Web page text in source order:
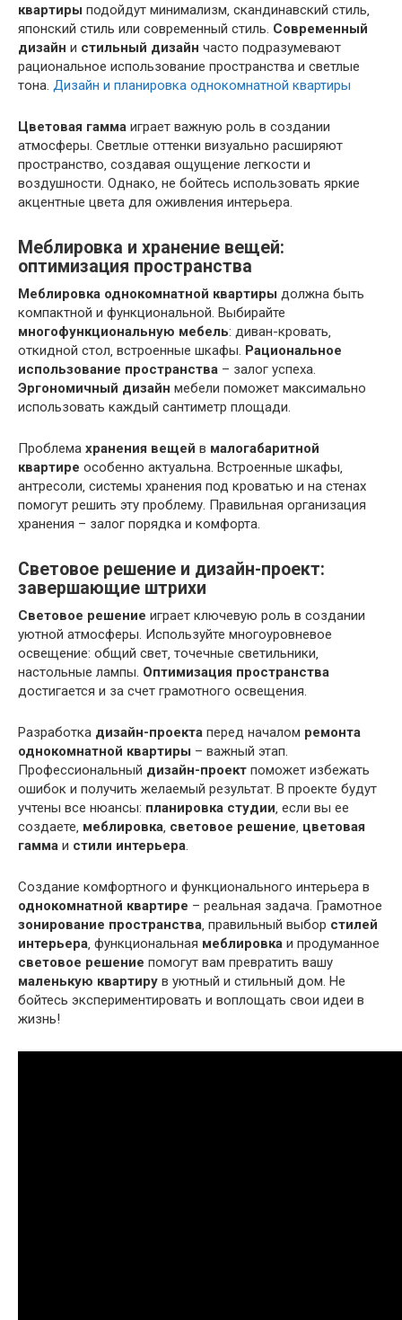
квартиры подойдут минимализм‚ скандинавский стиль‚
японский стиль или современный стиль. Современный
дизайн и стильный дизайн часто подразумевают
рациональное использование пространства и светлые
тона. Дизайн и планировка однокомнатной квартиры
Цветовая гамма играет важную роль в создании
атмосферы. Светлые оттенки визуально расширяют
пространство‚ создавая ощущение легкости и
воздушности. Однако‚ не бойтесь использовать яркие
акцентные цвета для оживления интерьера.
Меблировка и хранение вещей:
оптимизация пространства
Меблировка однокомнатной квартиры должна быть
компактной и функциональной. Выбирайте
многофункциональную мебель: диван-кровать‚
откидной стол‚ встроенные шкафы. Рациональное
использование пространства – залог успеха.
Эргономичный дизайн мебели поможет максимально
использовать каждый сантиметр площади.
Проблема хранения вещей в малогабаритной
квартире особенно актуальна. Встроенные шкафы‚
антресоли‚ системы хранения под кроватью и на стенах
помогут решить эту проблему. Правильная организация
хранения – залог порядка и комфорта.
Световое решение и дизайн-проект:
завершающие штрихи
Световое решение играет ключевую роль в создании
уютной атмосферы. Используйте многоуровневое
освещение: общий свет‚ точечные светильники‚
настольные лампы. Оптимизация пространства
достигается и за счет грамотного освещения.
Разработка дизайн-проекта перед началом ремонта
однокомнатной квартиры – важный этап.
Профессиональный дизайн-проект поможет избежать
ошибок и получить желаемый результат. В проекте будут
учтены все нюансы: планировка студии‚ если вы ее
создаете‚ меблировка‚ световое решение‚ цветовая
гамма и стили интерьера.
Создание комфортного и функционального интерьера в
однокомнатной квартире – реальная задача. Грамотное
зонирование пространства‚ правильный выбор стилей
интерьера‚ функциональная меблировка и продуманное
световое решение помогут вам превратить вашу
маленькую квартиру в уютный и стильный дом. Не
бойтесь экспериментировать и воплощать свои идеи в
жизнь!